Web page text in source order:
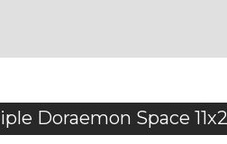
Doraemon Space